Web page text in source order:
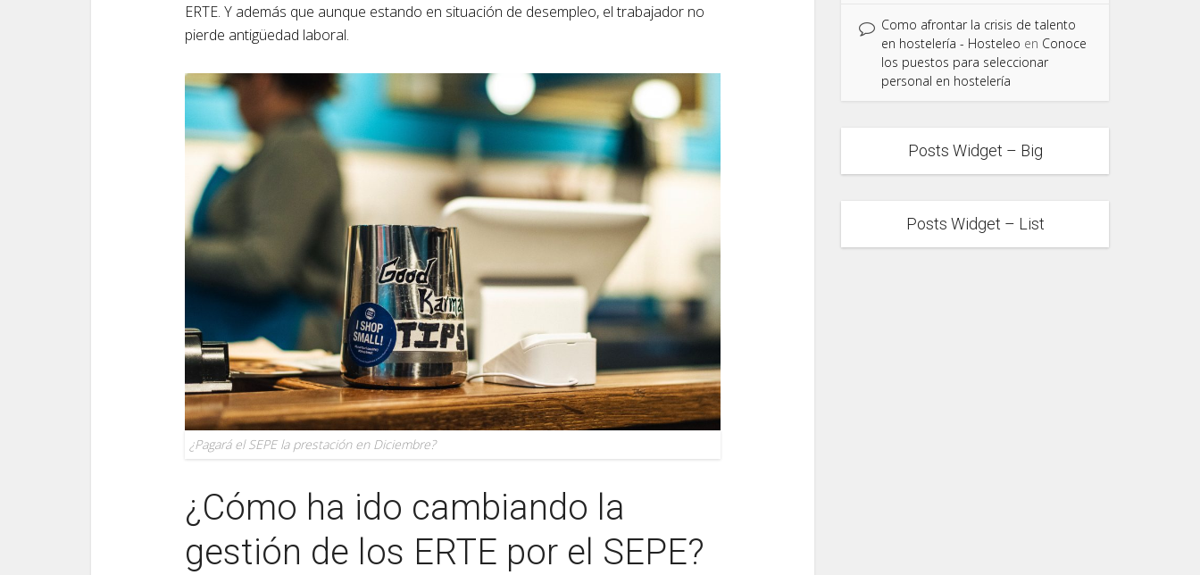
ERTE. Y además que aunque estando en situación de desempleo, el trabajador no
pierde antigüedad laboral.
¿Pagará el SEPE la prestación en Diciembre?
¿Cómo ha ido cambiando la
gestión de los ERTE por el SEPE?
Como afrontar la crisis de talento
en hostelería - Hosteleo en Conoce
los puestos para seleccionar
personal en hostelería
Posts Widget – Big
Posts Widget – List